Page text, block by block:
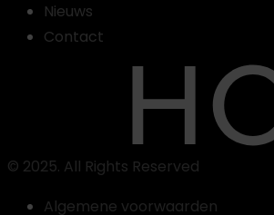
Nieuws
Contact
© 2025. All Rights Reserved
Algemene voorwaarden